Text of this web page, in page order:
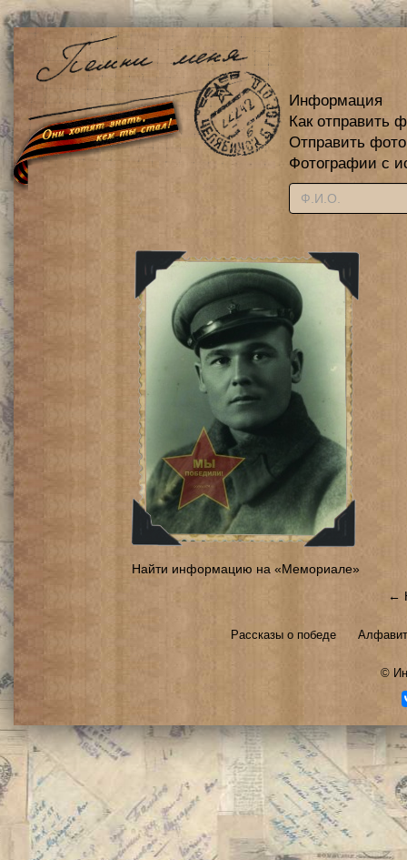
Информация
Как отправить
Отправить
Фотографии с
Найти информацию на «Мемориале»
←
Рассказы о победе
©